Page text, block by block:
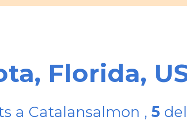
Florida,
a Catalansalmon , 5